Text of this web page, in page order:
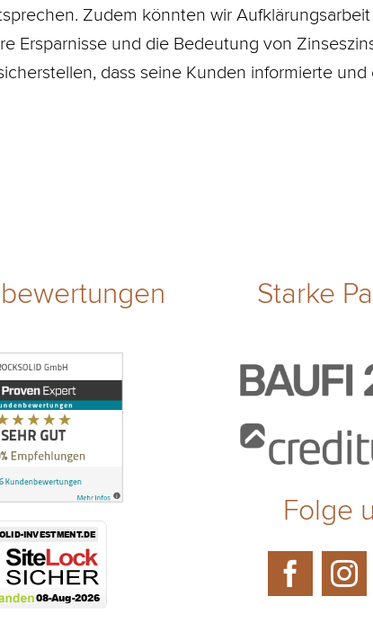
Zudem könnten wir
Ersparnisse und die Bedeutung von
dass seine Kunden informierte
Starke
Folge